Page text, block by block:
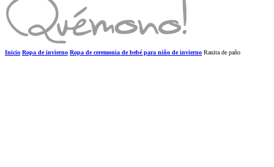
Inicio Ropa de invierno Ropa de ceremonia de bebé para niño de invierno Ranita de paño